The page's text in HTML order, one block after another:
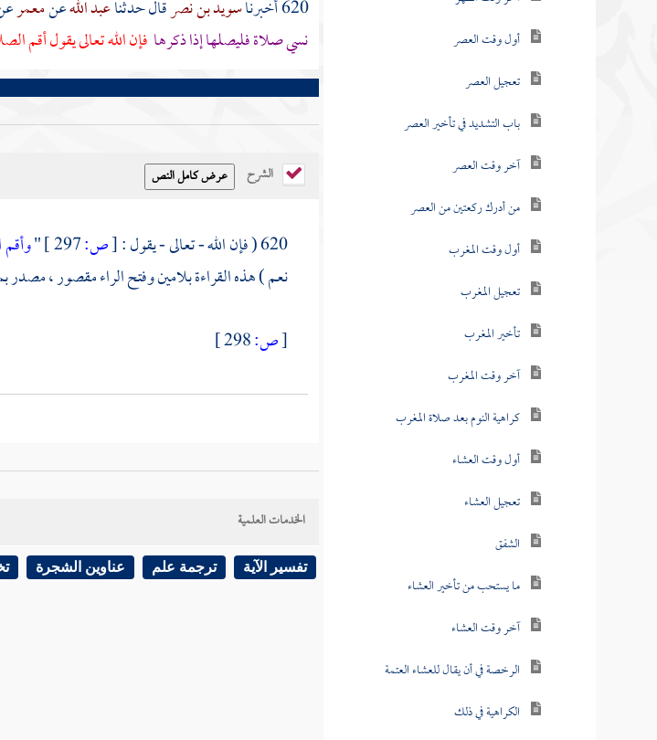
أول وقت العصر
تعجيل العصر
باب التشديد في تأخير العصر
آخر وقت العصر
من أدرك ركعتين من العصر
أول وقت المغرب
تعجيل المغرب
تأخير المغرب
آخر وقت المغرب
كراهية النوم بعد صلاة المغرب
أول وقت العشاء
تعجيل العشاء
الشفق
ما يستحب من تأخير العشاء
آخر وقت العشاء
الرخصة في أن يقال للعشاء العتمة
الكراهية في ذلك
620 أخبرنا سويد بن نصرقال حدثناعبد اللهعنمعمر
نسي صلاة فليصلها إذا ذكرها فإن الله تعالى يقول أقم
الشرح
620 ( فإن الله - تعالى - يقول : [ص: "
نعم ) هذه القراءة بلامين وفتح الراء مقصور ،
[ص:
الخدمات العلمية
تفسير الآية ترجمة علم عناوين الشجرة